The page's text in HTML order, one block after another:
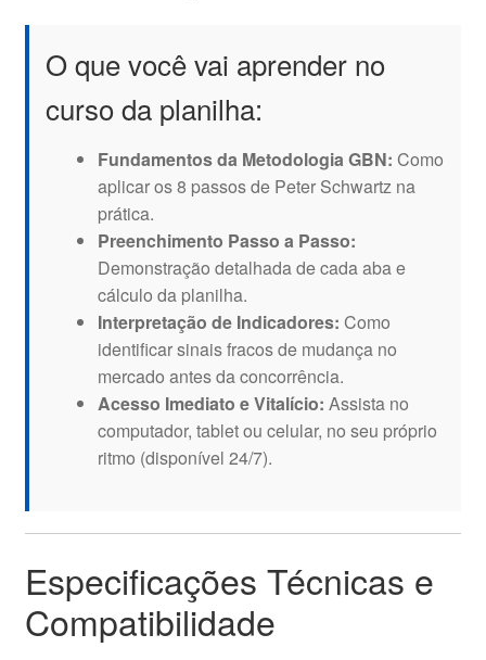
O que você vai aprender no
curso da planilha:
Fundamentos da Metodologia GBN: Como
aplicar os 8 passos de Peter Schwartz na
prática.
Preenchimento Passo a Passo:
Demonstração detalhada de cada aba e
cálculo da planilha.
Interpretação de Indicadores: Como
identificar sinais fracos de mudança no
mercado antes da concorrência.
Acesso Imediato e Vitalício: Assista no
computador, tablet ou celular, no seu próprio
ritmo (disponível 24/7).
Especificações Técnicas e
Compatibilidade